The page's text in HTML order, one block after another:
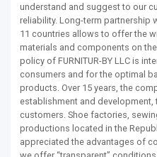
understand and suggest to our
reliability. Long-term partnership
11 countries allows to offer the
materials and components on
policy of FURNITUR-BY LLC is
consumers and for the optimal
products. Over 15 years, the
establishment and
customers. Shoe factories,
productions located in the
appreciated the advantages of